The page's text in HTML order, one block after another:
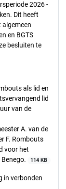
2026 -
Dit heeft
en BGTS
besluiten te
als lid en
lid
van de
A. van de
F. Rombouts
voor het
114 KB
in verbonden